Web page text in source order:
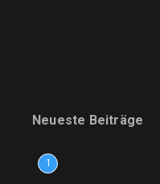
Neueste Beiträge
1